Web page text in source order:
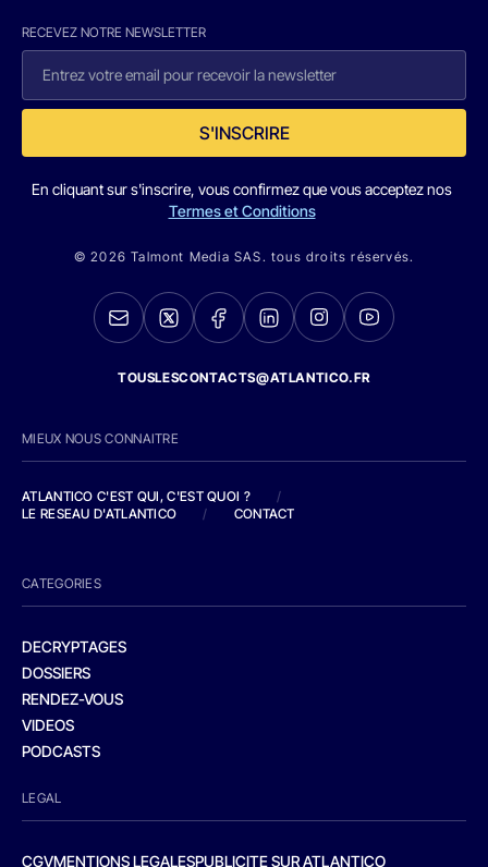
RECEVEZ NOTRE NEWSLETTER
S'INSCRIRE
En cliquant sur s'inscrire, vous confirmez que vous acceptez nos
Termes et Conditions
© 2026 Talmont Media SAS. tous droits réservés.
TOUSLESCONTACTS@ATLANTICO.FR
MIEUX NOUS CONNAITRE
ATLANTICO C'EST QUI, C'EST QUOI ?
/
LE RESEAU D'ATLANTICO
/ CONTACT
CATEGORIES
DECRYPTAGES
DOSSIERS
RENDEZ-VOUS
VIDEOS
PODCASTS
LEGAL
CGVMENTIONS LEGALESPUBLICITE SUR ATLANTICO